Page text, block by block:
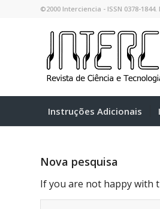
©2000 Interciencia - ISSN 0378-
Instruções Adicionais
Nova pesquisa
If you are not happy with